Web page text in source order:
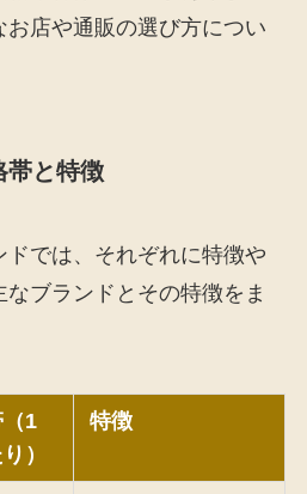
店や通販の選び方につい
帯と特徴
では、それぞれに特徴や
ブランドとその特徴をま
1
）
特徴